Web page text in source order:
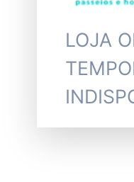
LOJA